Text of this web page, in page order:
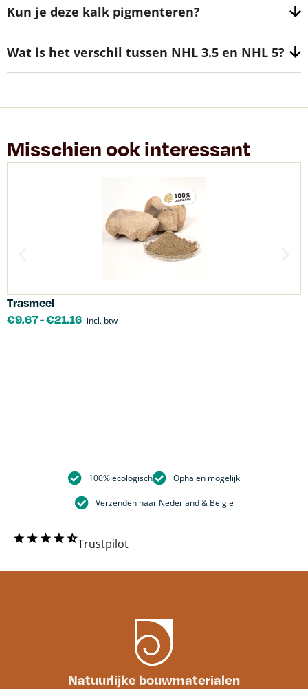
Kun je deze kalk pigmenteren?
Wat is het verschil tussen NHL 3.5 en NHL 5?
Misschien ook interessant
Trasmeel
€9.67-€21.16 incl. btw
100% ecologisch Ophalen mogelijk
Verzenden naar Nederland & België
Trustpilot
Natuurlijke bouwmaterialen